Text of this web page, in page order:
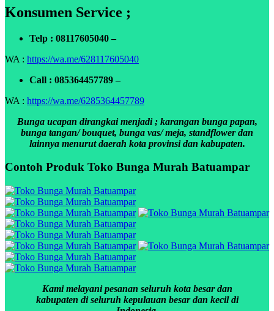
Konsumen Service ;
Telp : 08117605040 –
WA : https://wa.me/628117605040
Call : 085364457789 –
WA : https://wa.me/6285364457789
Bunga ucapan dirangkai menjadi ; karangan bunga papan,
bunga tangan/ bouquet, bunga vas/ meja, standflower dan
lainnya menurut daerah kota provinsi dan kabupaten.
Contoh Produk Toko Bunga Murah Batuampar
Kami melayani pesanan seluruh kota besar dan
kabupaten di seluruh kepulauan besar dan kecil di